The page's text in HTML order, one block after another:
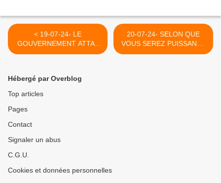
< 19-07-24- LE
GOUVERNEMENT ATTAL
RESPECTE-T-IL LA
RAMDANI-MEDIAPART)
20-07-24- SELON QUE
VOUS SEREZ PUISSANTS
OU MISERABLES ... (2007)
Hébergé par Overblog
Top articles
Pages
Contact
Signaler un abus
C.G.U.
Cookies et données personnelles